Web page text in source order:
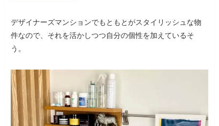
デザイナーズマンションでもともとがスタイリッシュな物
件なので、それを活かしつつ自分の個性を加えているそ
う。